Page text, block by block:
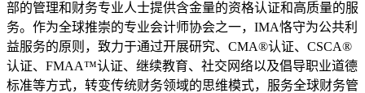
部的管理和财务专业人士提供含金量的资格认证和高质量的服
务。作为全球推崇的专业会计师协会之一，IMA恪守为公共利
益服务的原则，致力于通过开展研究、CMA®认证、CSCA®
认证、FMAA™认证、继续教育、社交网络以及倡导职业道德
标准等方式，转变传统财务领域的思维模式，服务全球财务管